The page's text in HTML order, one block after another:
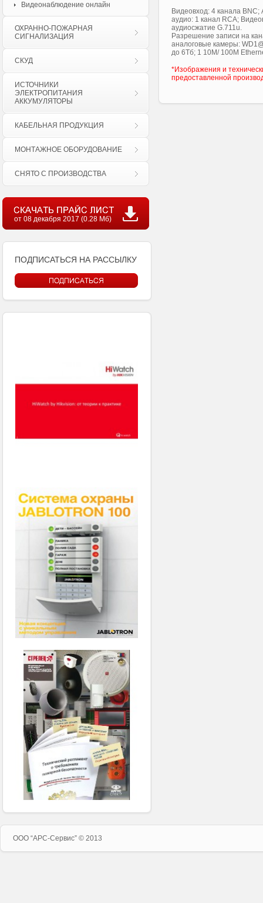
Видеонаблюдение онлайн
ОХРАННО-ПОЖАРНАЯ
СИГНАЛИЗАЦИЯ
СКУД
ИСТОЧНИКИ
ЭЛЕКТРОПИТАНИЯ
АККУМУЛЯТОРЫ
КАБЕЛЬНАЯ ПРОДУКЦИЯ
МОНТАЖНОЕ ОБОРУДОВАНИЕ
СНЯТО С ПРОИЗВОДСТВА
от 08 декабря 2017 (0.28 Мб)
ПОДПИСАТЬСЯ НА РАССЫЛКУ
Видеовход: 4 канала
аудио: 1 канал RCA;
аудиосжатие G.711u.
Разрешение записи на
аналоговые камеры:
до 6Тб; 1 10M/ 100M
*Изображения и
предоставленной
ООО “APC-Сервис” © 2013